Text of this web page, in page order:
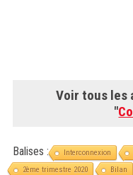
Voir tous les
"
Balises : Interconnexion
2ème trimestre 2020
Bilan